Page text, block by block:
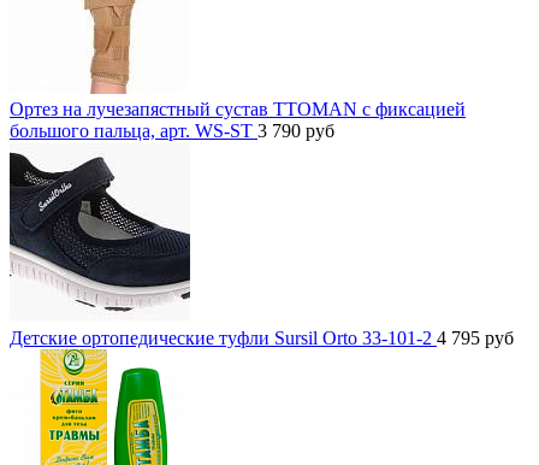
Ортез на лучезапястный сустав TTOMAN с фиксацией
большого пальца, арт. WS-ST 3 790 руб
Детские ортопедические туфли Sursil Orto 33-101-2 4 795 руб